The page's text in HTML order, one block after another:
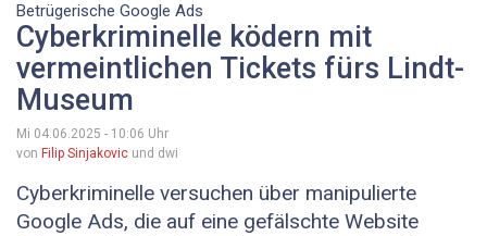
Betrügerische Google Ads
Cyberkriminelle ködern mit
vermeintlichen Tickets fürs Lindt-
Museum
Mi 04.06.2025 - 10:06 Uhr
von Filip Sinjakovic und dwi
Cyberkriminelle versuchen über manipulierte
Google Ads, die auf eine gefälschte Website